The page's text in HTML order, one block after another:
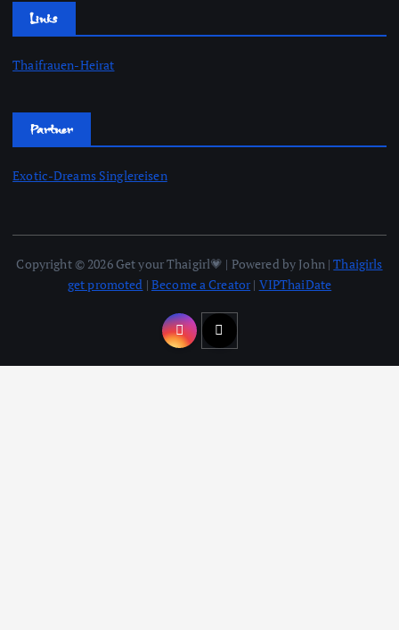
Links
Thaifrauen-Heirat
Partner
Exotic-Dreams Singlereisen
Copyright © 2026 Get your Thaigirl💗 | Powered by John |Thaigirls
get promoted | Become a Creator| VIPThaiDate